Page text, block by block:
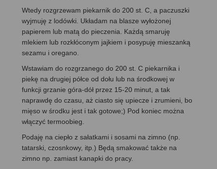
Wtedy rozgrzewam piekarnik do 200 st. C, a paczuszki
wyjmuję z lodówki. Układam na blasze wyłożonej
papierem lub matą do pieczenia. Każdą smaruję
mlekiem lub rozkłóconym jajkiem i posypuję mieszanką
sezamu i oregano.
Wstawiam do rozgrzanego do 200 st. C piekarnika i
piekę na drugiej półce od dołu lub na środkowej w
funkcji grzanie góra-dół przez 15-20 minut, a tak
naprawdę do czasu, aż ciasto się upiecze i zrumieni, bo
mięso w środku jest i tak gotowe;) Pod koniec można
włączyć termoobieg.
Podaję na ciepło z sałatkami i sosami na zimno (np.
tatarski, czosnkowy, itp.) Będą smakować także na
zimno np. zamiast kanapki do pracy.